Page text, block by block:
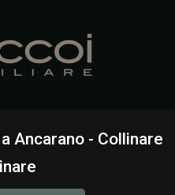
Ancarano - Collinare